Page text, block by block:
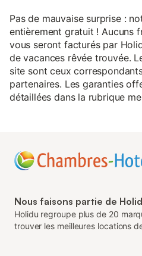
Pas de mauvaise surprise :
entièrement gratuit ! Aucuns
vous seront facturés par
de vacances rêvée trouvée.
site sont ceux
partenaires. Les garanties
détaillées dans la rubrique
Nous faisons partie de
Holidu regroupe plus de 20
trouver les meilleures locations